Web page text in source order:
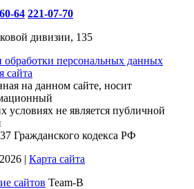
64 221-07-70
дивизии, 135
персональных данных
сайта
на данном сайте, носит
условиях не является публичной
Гражданского кодекса РФ
| Карта сайта
сайтов Team-B